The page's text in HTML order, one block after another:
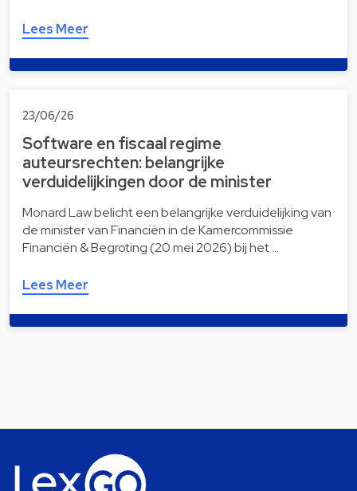
Lees Meer
23/06/26
Software en fiscaal regime
auteursrechten: belangrijke
verduidelijkingen door de minister
Monard Law belicht een belangrijke verduidelijking van
de minister van Financiën in de Kamercommissie
Financiën & Begroting (20 mei 2026) bij het …
Lees Meer